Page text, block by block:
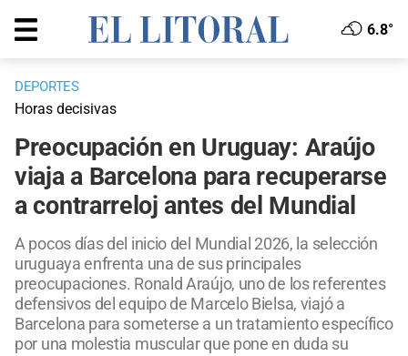
6.8°
DEPORTES
Horas decisivas
Preocupación en Uruguay: Araújo
viaja a Barcelona para recuperarse
a contrarreloj antes del Mundial
A pocos días del inicio del Mundial 2026, la selección
uruguaya enfrenta una de sus principales
preocupaciones. Ronald Araújo, uno de los referentes
defensivos del equipo de Marcelo Bielsa, viajó a
Barcelona para someterse a un tratamiento específico
por una molestia muscular que pone en duda su